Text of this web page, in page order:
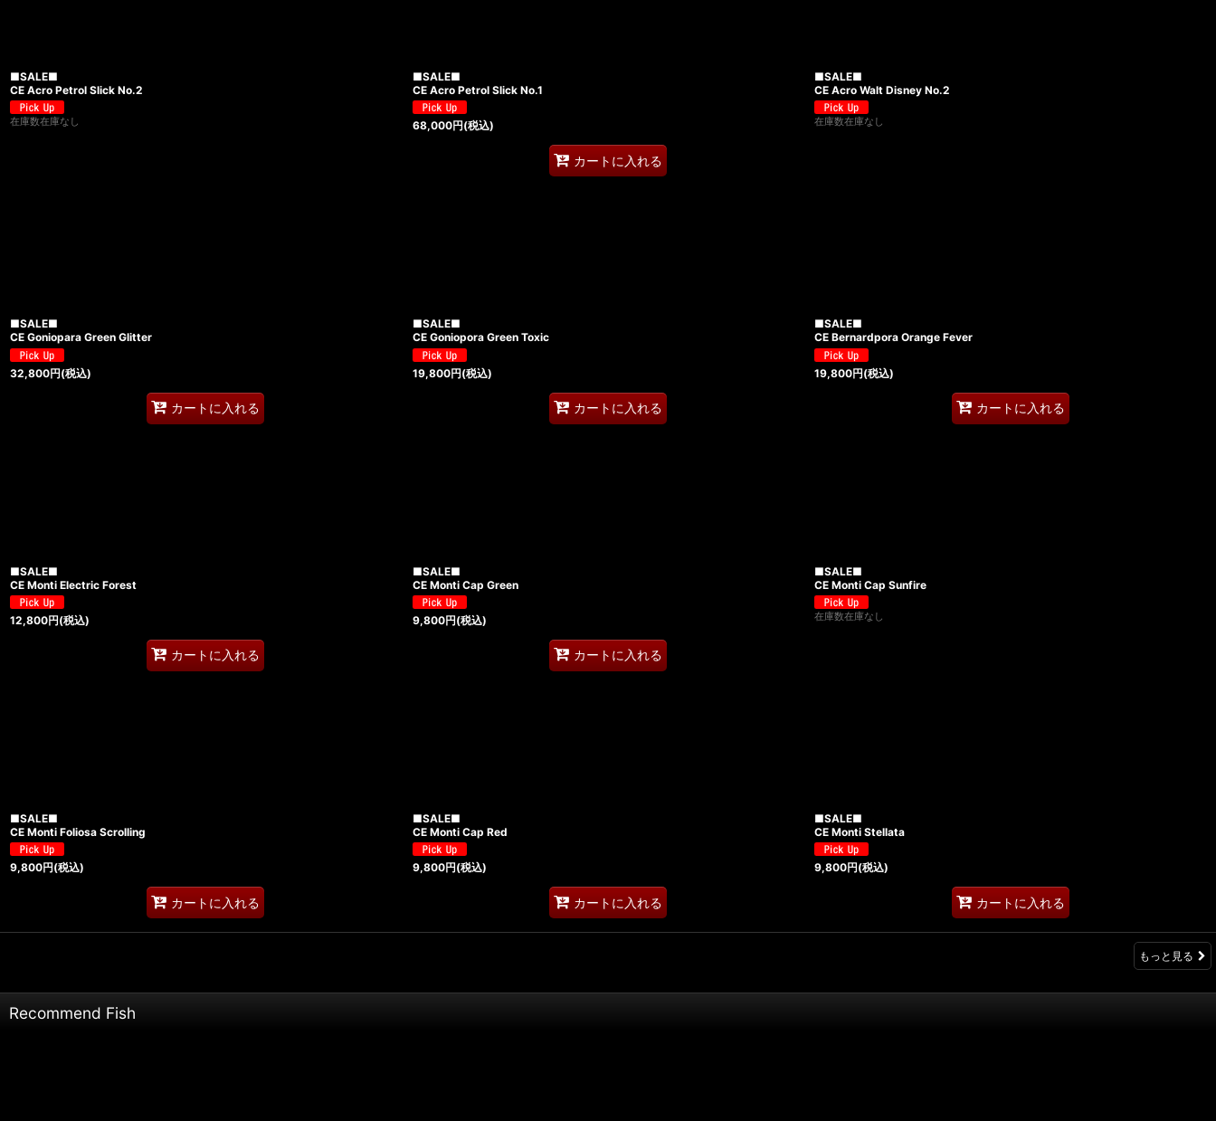
■SALE■
CE Acro Petrol Slick No.2
在庫数在庫なし
■SALE■
CE Acro Petrol Slick No.1
68,000円(税込)
カートに入れる
■SALE■
CE Acro Walt Disney No.2
在庫数在庫なし
■SALE■
CE Goniopara Green Glitter
32,800円(税込)
カートに入れる
■SALE■
CE Goniopora Green Toxic
19,800円(税込)
カートに入れる
■SALE■
CE Bernardpora Orange Fever
19,800円(税込)
カートに入れる
■SALE■
CE Monti Electric Forest
12,800円(税込)
カートに入れる
■SALE■
CE Monti Cap Green
9,800円(税込)
カートに入れる
■SALE■
CE Monti Cap Sunfire
在庫数在庫なし
■SALE■
CE Monti Foliosa Scrolling
9,800円(税込)
カートに入れる
■SALE■
CE Monti Cap Red
9,800円(税込)
カートに入れる
■SALE■
CE Monti Stellata
9,800円(税込)
カートに入れる
もっと見る
Recommend Fish